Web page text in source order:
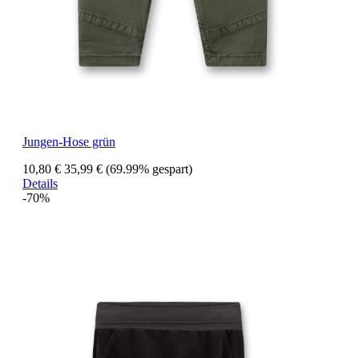
Jungen-Hose grün
10,80 € 35,99 € (69.99% gespart)
Details
-70%